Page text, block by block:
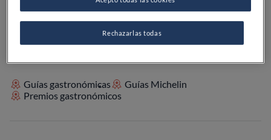
VER EN EL MAPA +34 936 58 16 39
Guías gastronómicas
Guías Michelin
Premios gastronómicos
Rechazarlas todas